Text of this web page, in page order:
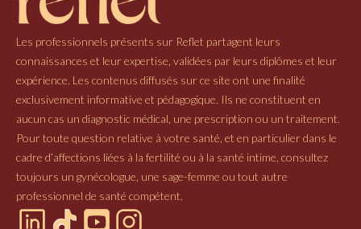
Les professionnels présents sur Reflet partagent leurs
connaissances et leur expertise, validées par leurs diplômes et leur
expérience. Les contenus diffusés sur ce site ont une finalité
exclusivement informative et pédagogique. Ils ne constituent en
aucun cas un diagnostic médical, une prescription ou un traitement.
Pour toute question relative à votre santé, et en particulier dans le
cadre d’affections liées à la fertilité ou à la santé intime, consultez
toujours un gynécologue, une sage-femme ou tout autre
professionnel de santé compétent.